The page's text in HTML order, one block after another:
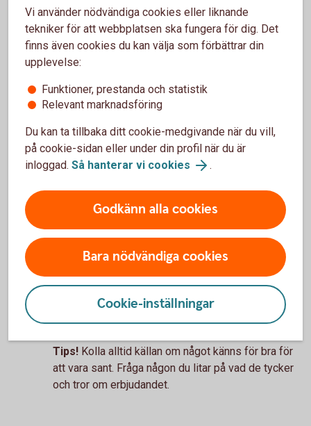
Tips! Agera aldrig snabbt, ta dig tid, tänk efter och
kontrollera avsändaren.
Det är bråttom
ogenomtänkta beslut och göra det bedragaren vill,
utan att tänka efter. Det kan handla om att ett lån
ska ha tagits i ditt namn eller att pengar är på väg
att lämna ditt konto.
Tips!
Kontrollera alltid informationen du får. Använd
ett telefonnummer som du själv sökt fram från
tillförlitlig källa.
Det är för bra för att vara sant
Ett sätt att försöka lura dig är att ge dig ett
”erbjudande du inte kan motstå”. Det kan vara ett
investeringserbjudande som lovar stor och snabb
avkastning, eller en flörtig kontakt på sociala
medier.
Tips! Kolla alltid källan om något känns för bra för
att vara sant. Fråga någon du litar på vad de tycker
och tror om erbjudandet.
Vi använder nödvändiga cookies eller liknande
tekniker för att webbplatsen ska fungera för dig. Det
finns även cookies du kan välja som förbättrar din
upplevelse:
Funktioner, prestanda och statistik
Relevant marknadsföring
Du kan ta tillbaka ditt cookie-medgivande när du vill,
på cookie-sidan eller under din profil när du är
inloggad. Så hanterar vi cookies .
Godkänn alla cookies
Bara nödvändiga cookies
Cookie-inställningar